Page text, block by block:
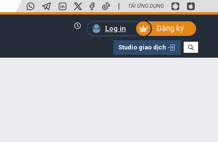
| TẢI ỨNG DỤNG
Log in
Đăng ký
Studio giao dịch